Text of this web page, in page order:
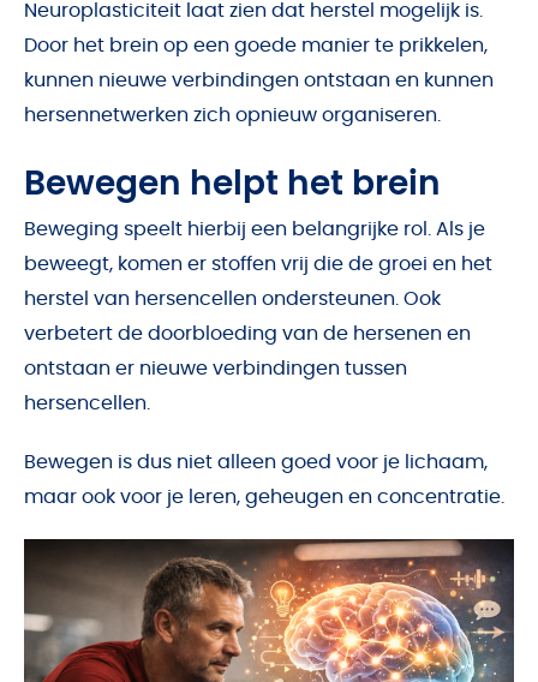
Neuroplasticiteit laat zien dat herstel mogelijk is.
Door het brein op een goede manier te prikkelen,
kunnen nieuwe verbindingen ontstaan en kunnen
hersennetwerken zich opnieuw organiseren.
Bewegen helpt het brein
Beweging speelt hierbij een belangrijke rol. Als je
beweegt, komen er stoffen vrij die de groei en het
herstel van hersencellen ondersteunen. Ook
verbetert de doorbloeding van de hersenen en
ontstaan er nieuwe verbindingen tussen
hersencellen.
Bewegen is dus niet alleen goed voor je lichaam,
maar ook voor je leren, geheugen en concentratie.